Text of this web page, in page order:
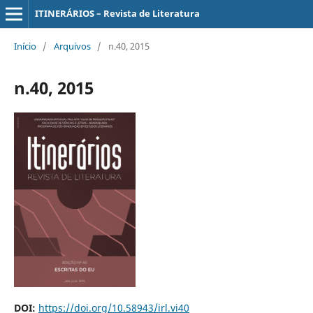
ITINERÁRIOS – Revista de Literatura
Início / Arquivos / n.40, 2015
n.40, 2015
DOI: https://doi.org/10.58943/irl.vi40